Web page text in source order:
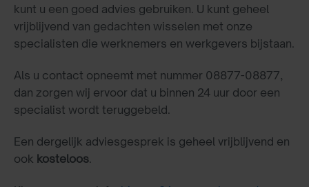
kunt u een goed advies gebruiken. U kunt geheel
vrijblijvend van gedachten wisselen met onze
specialisten die werknemers en werkgevers bijstaan.
Als u contact opneemt met nummer 08877-08877,
dan zorgen wij ervoor dat u binnen 24 uur door een
specialist wordt teruggebeld.
Een dergelijk adviesgesprek is geheel vrijblijvend en
ook kosteloos.